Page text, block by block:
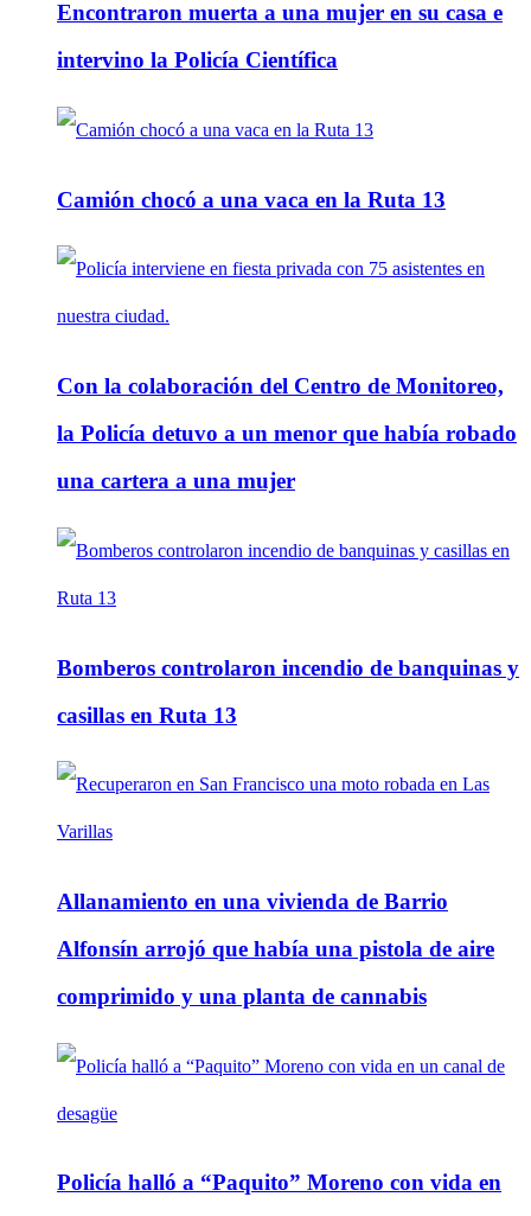
Encontraron muerta a una mujer en su casa e
intervino la Policía Científica
Camión chocó a una vaca en la Ruta 13
Con la colaboración del Centro de Monitoreo,
la Policía detuvo a un menor que había robado
una cartera a una mujer
Bomberos controlaron incendio de banquinas y
casillas en Ruta 13
Allanamiento en una vivienda de Barrio
Alfonsín arrojó que había una pistola de aire
comprimido y una planta de cannabis
Policía halló a “Paquito” Moreno con vida en